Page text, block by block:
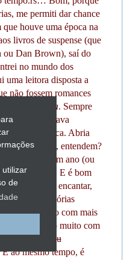
utilizar
de
me permiti dar chance
houve uma época na
livros de suspense (que
ou Dan Brown), saí do
no mundo dos
uma leitora disposta a
não fossem romances
além da conta. Sempre
os evitava
de banca. Abria
de história, entendem?
muito de um ano (ou
motivos… E é bom
histórias, me encantar,
com histórias
delas. Aceito com mais
sofrendo muito com
pensar que sou
ao mesmo tempo, é